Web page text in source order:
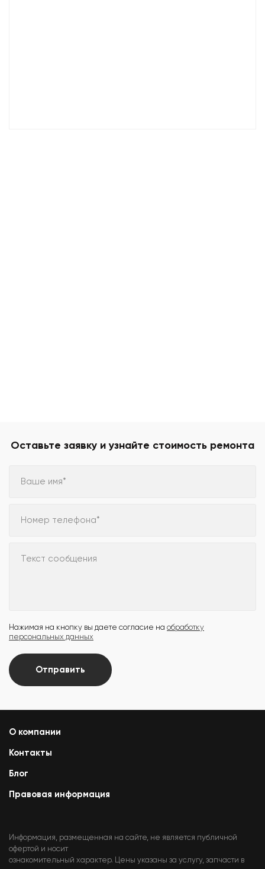
Оставьте заявку и узнайте стоимость ремонта
Ваше имя*
Номер телефона*
Текст сообщения
Нажимая на кнопку вы даете согласие на обработку
персональных данных
Отправить
О компании
Контакты
Блог
Правовая информация
Информация, размещенная на сайте, не является публичной
офертой и носит
ознакомительный характер. Цены указаны за услугу, запчасти в